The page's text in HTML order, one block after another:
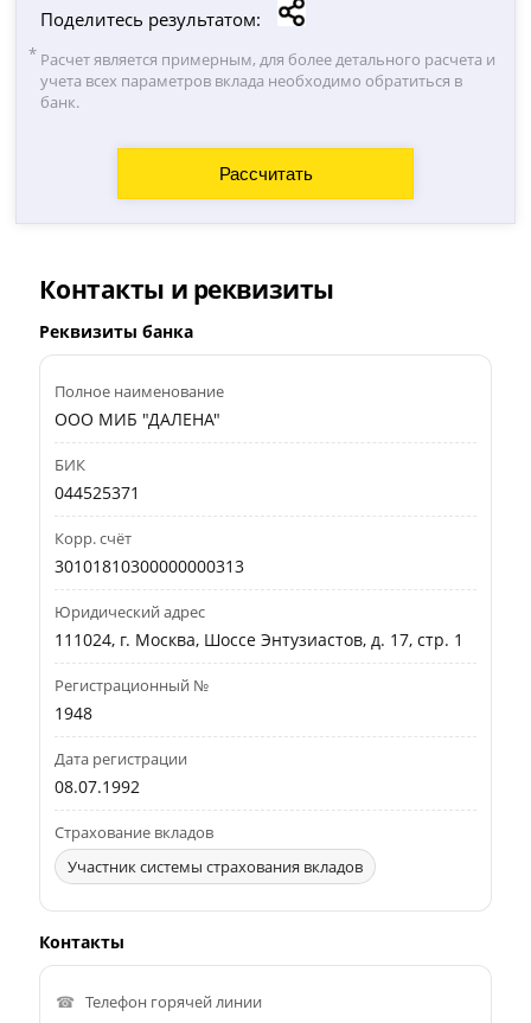
Поделитесь результатом:
Расчет является примерным, для более детального расчета и
учета всех параметров вклада необходимо обратиться в
банк.
Контакты и реквизиты
Реквизиты банка
Полное наименование
ООО МИБ "ДАЛЕНА"
БИК
044525371
Корр. счёт
30101810300000000313
Юридический адрес
111024, г. Москва, Шоссе Энтузиастов, д. 17, стр. 1
Регистрационный №
1948
Дата регистрации
08.07.1992
Страхование вкладов
Участник системы страхования вкладов
Контакты
Телефон горячей линии